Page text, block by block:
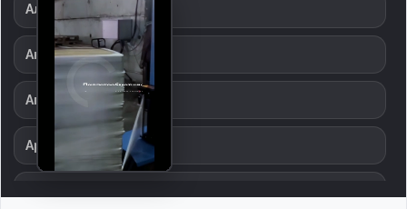
Александров
Ангарск
Апрелевка
Арзамас